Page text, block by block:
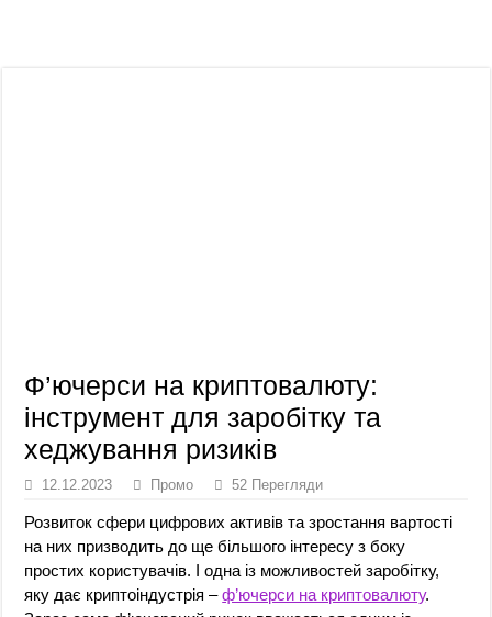
Ф’ючерси на криптовалюту:
інструмент для заробітку та
хеджування ризиків
12.12.2023 Промо 52 Перегляди
Розвиток сфери цифрових активів та зростання вартості
на них призводить до ще більшого інтересу з боку
простих користувачів. І одна із можливостей заробітку,
яку дає криптоіндустрія –ф’ючерси на криптовалюту.